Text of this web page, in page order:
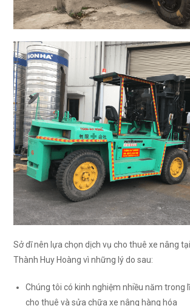
Sở dĩ nên lựa chọn dịch vụ cho thuê xe nâng
Thành Huy Hoàng vì những lý do sau:
Chúng tôi có kinh nghiệm nhiều năm trong
cho thuê và sửa chữa xe nâng hàng hóa